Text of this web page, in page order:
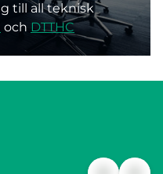
till all teknisk
och DTTHC